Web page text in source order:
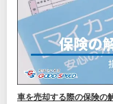
車を売却する際の保険の